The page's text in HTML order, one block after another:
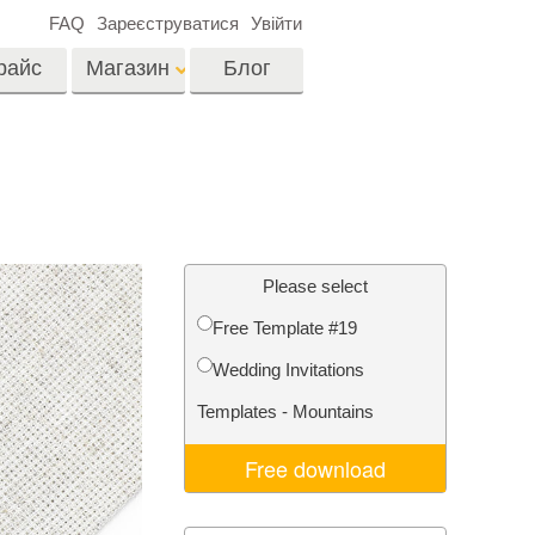
фотографій нерухомості
Реставрація фото
Магазин
Професійні відео
оверлейси
Блог
FAQ Зареєструватися Увійти
Please select
Free Template #19
Wedding Invitations
Templates - Mountains
Free download